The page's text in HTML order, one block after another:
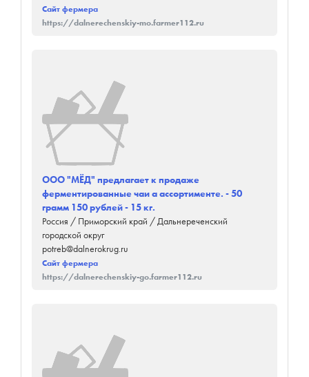
Сайт фермера
https://dalnerechenskiy-mo.farmer112.ru
ООО "МЁД" предлагает к продаже
ферментированные чаи а ассортименте. - 50
грамм 150 рублей - 15 кг.
Россия / Приморский край / Дальнереченский
городской округ
potreb@dalnerokrug.ru
Сайт фермера
https://dalnerechenskiy-go.farmer112.ru